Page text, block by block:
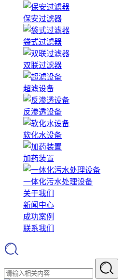
保安过滤器
袋式过滤器
双联过滤器
超滤设备
反渗透设备
软化水设备
加药装置
一体化污水处理设备
关于我们
新闻中心
成功案例
联系我们